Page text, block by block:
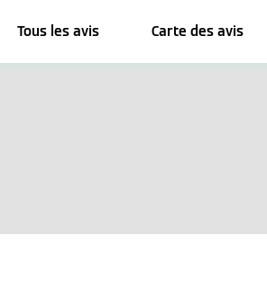
Tous les avis Carte des avis